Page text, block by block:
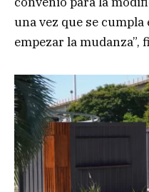
una vez que se cumpla
empezar la mudanza”,